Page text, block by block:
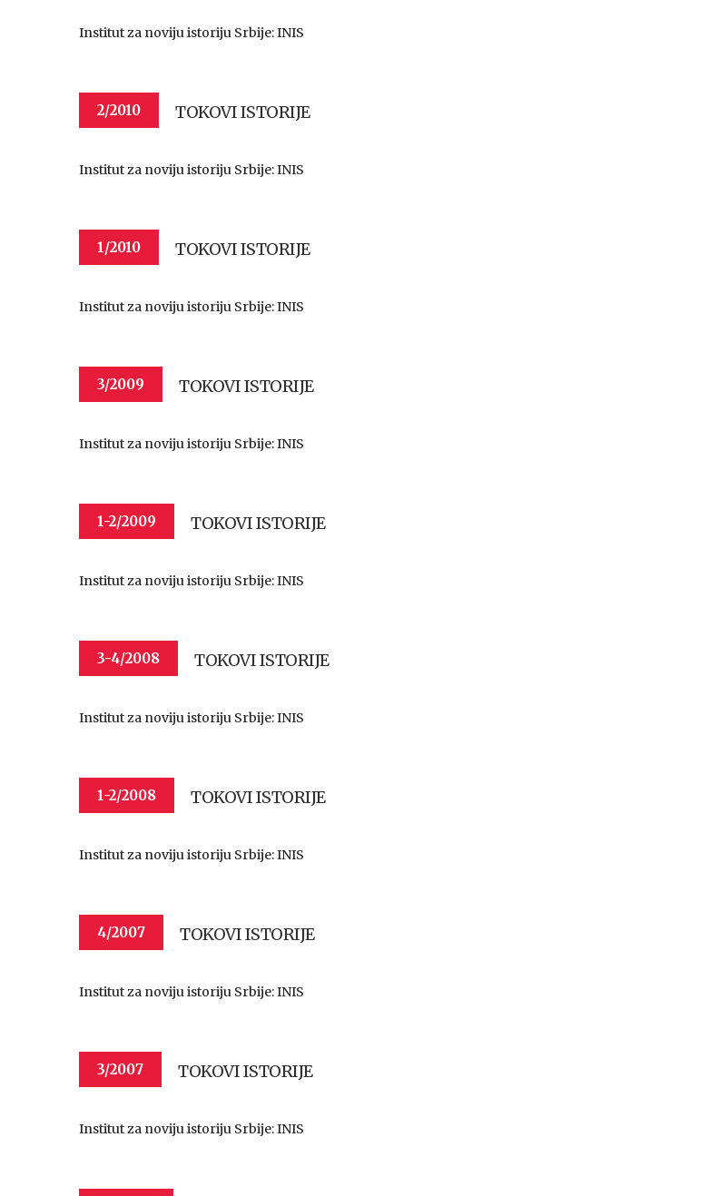
Institut za noviju istoriju Srbije: INIS
2/2010 TOKOVI ISTORIJE
Institut za noviju istoriju Srbije: INIS
1/2010 TOKOVI ISTORIJE
Institut za noviju istoriju Srbije: INIS
3/2009 TOKOVI ISTORIJE
Institut za noviju istoriju Srbije: INIS
1-2/2009 TOKOVI ISTORIJE
Institut za noviju istoriju Srbije: INIS
3-4/2008 TOKOVI ISTORIJE
Institut za noviju istoriju Srbije: INIS
1-2/2008 TOKOVI ISTORIJE
Institut za noviju istoriju Srbije: INIS
4/2007 TOKOVI ISTORIJE
Institut za noviju istoriju Srbije: INIS
3/2007 TOKOVI ISTORIJE
Institut za noviju istoriju Srbije: INIS